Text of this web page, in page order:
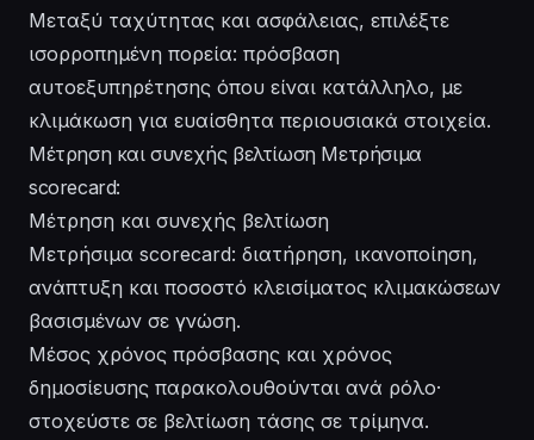
Μεταξύ ταχύτητας και ασφάλειας, επιλέξτε
ισορροπημένη πορεία: πρόσβαση
αυτοεξυπηρέτησης όπου είναι κατάλληλο, με
κλιμάκωση για ευαίσθητα περιουσιακά στοιχεία.
Μέτρηση και συνεχής βελτίωση Μετρήσιμα
scorecard:
Μέτρηση και συνεχής βελτίωση
Μετρήσιμα scorecard: διατήρηση, ικανοποίηση,
ανάπτυξη και ποσοστό κλεισίματος κλιμακώσεων
βασισμένων σε γνώση.
Μέσος χρόνος πρόσβασης και χρόνος
δημοσίευσης παρακολουθούνται ανά ρόλο·
στοχεύστε σε βελτίωση τάσης σε τρίμηνα.